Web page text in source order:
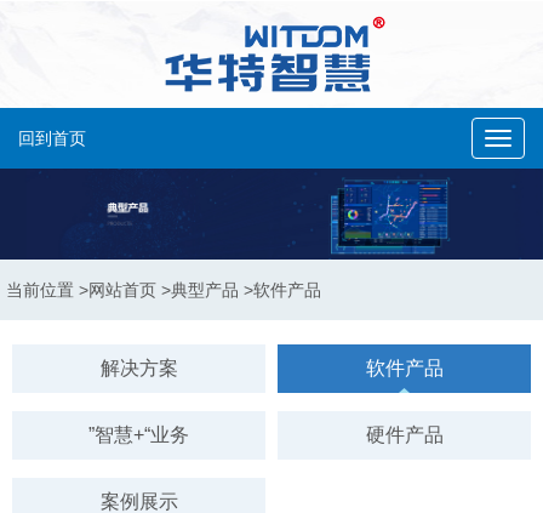
回到首页
当前位置 >网站首页 >典型产品 >软件产品
解决方案 软件产品
”智慧+“业务 硬件产品
案例展示